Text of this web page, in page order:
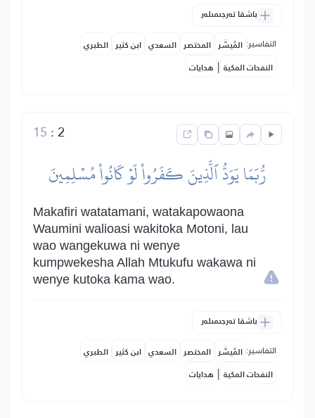
باشقا تەرجىمىلەر
التفاسير: المُيسَّر المختصر السعدي ابن كثير الطبري
النفحات المكية | هدايات
2
:
15
رُّبَمَا يَوَدُّ ٱلَّذِينَ كَفَرُواْ لَوۡ كَانُواْ مُسۡلِمِينَ
Makafiri watatamani, watakapowaona
Waumini walioasi wakitoka Motoni, lau
wao wangekuwa ni wenye
kumpwekesha Allah Mtukufu wakawa ni
wenye kutoka kama wao.
باشقا تەرجىمىلەر
التفاسير: المُيسَّر المختصر السعدي ابن كثير الطبري
النفحات المكية | هدايات